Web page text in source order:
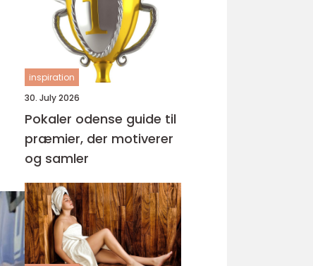
inspiration
30. July 2026
Pokaler odense guide til
præmier, der motiverer
og samler